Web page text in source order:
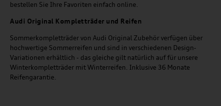
bestellen Sie Ihre Favoriten einfach online.
Audi Original Kompletträder und Reifen
Sommerkompletträder von Audi Original Zubehör verfügen über
hochwertige Sommerreifen und sind in verschiedenen Design-
Variationen erhältlich - das gleiche gilt natürlich auf für unsere
Winterkompletträder mit Winterreifen. Inklusive 36 Monate
Reifengarantie.